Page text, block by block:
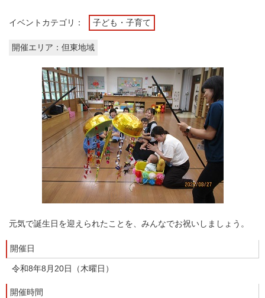
イベントカテゴリ： 子ども・子育て
開催エリア：但東地域
元気で誕生日を迎えられたことを、みんなでお祝いしましょう。
開催日
令和8年8月20日（木曜日）
開催時間